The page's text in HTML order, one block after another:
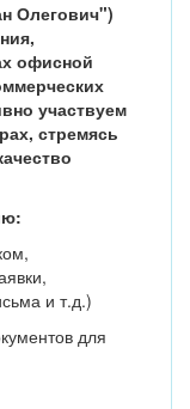
Олегович")
офисной
участвуем
стремясь
и т.д.)
для